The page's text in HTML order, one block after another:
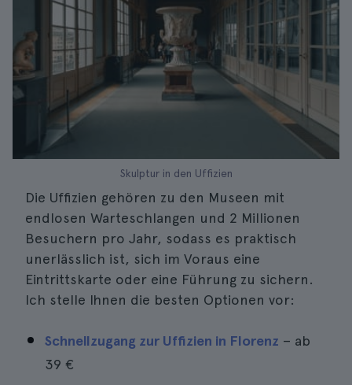
Skulptur in den Uffizien
Die Uffizien gehören zu den Museen mit
endlosen Warteschlangen und 2 Millionen
Besuchern pro Jahr, sodass es praktisch
unerlässlich ist, sich im Voraus eine
Eintrittskarte oder eine Führung zu sichern.
Ich stelle Ihnen die besten Optionen vor:
Schnellzugang zur Uffizien in Florenz – ab
39 €